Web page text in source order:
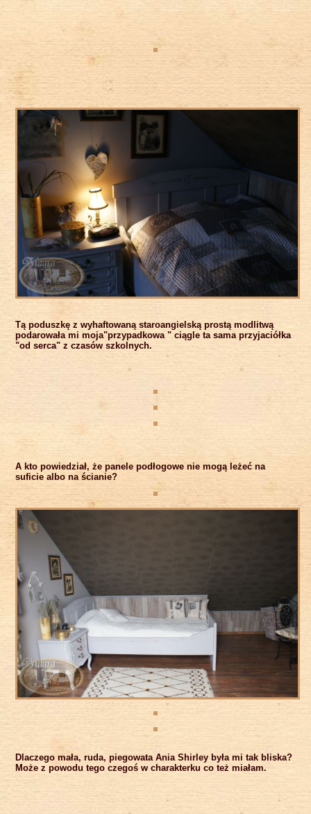
Tą poduszkę z wyhaftowaną staroangielską prostą modlitwą
podarowała mi moja"przypadkowa " ciągle ta sama przyjaciółka
"od serca" z czasów szkolnych.
A kto powiedział, że panele podłogowe nie mogą leżeć na
suficie albo na ścianie?
Dlaczego mała, ruda, piegowata Ania Shirley była mi tak bliska?
Może z powodu tego czegoś w charakterku co też miałam.